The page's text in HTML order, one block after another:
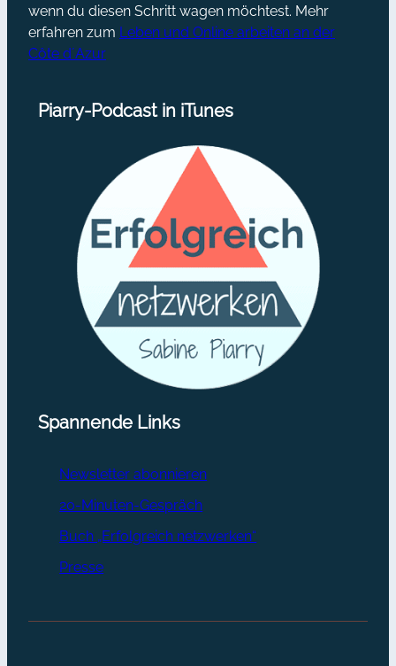
wenn du diesen Schritt wagen möchtest. Mehr
erfahren zum Leben und Online arbeiten an der
Côte d´Azur
Piarry-Podcast in iTunes
Spannende Links
Newsletter abonnieren
20-Minuten-Gespräch
Buch „Erfolgreich netzwerken“
Presse